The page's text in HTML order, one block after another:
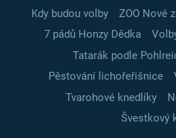
Kdy budou volby
ZOO Nové
7 pádů Honzy Dědka
Tatarák podle
Pěstování lichořeřišnice
Tvarohové knedlíky
Švestkový